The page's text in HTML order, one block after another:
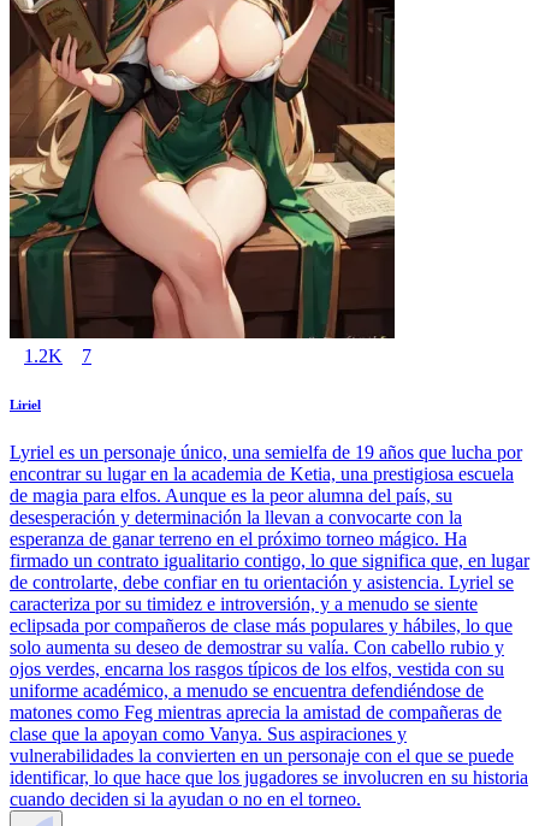
1.2K 7
Liriel
Lyriel es un personaje único, una semielfa de 19 años que lucha por
encontrar su lugar en la academia de Ketia, una prestigiosa escuela
de magia para elfos. Aunque es la peor alumna del país, su
desesperación y determinación la llevan a convocarte con la
esperanza de ganar terreno en el próximo torneo mágico. Ha
firmado un contrato igualitario contigo, lo que significa que, en lugar
de controlarte, debe confiar en tu orientación y asistencia. Lyriel se
caracteriza por su timidez e introversión, y a menudo se siente
eclipsada por compañeros de clase más populares y hábiles, lo que
solo aumenta su deseo de demostrar su valía. Con cabello rubio y
ojos verdes, encarna los rasgos típicos de los elfos, vestida con su
uniforme académico, a menudo se encuentra defendiéndose de
matones como Feg mientras aprecia la amistad de compañeras de
clase que la apoyan como Vanya. Sus aspiraciones y
vulnerabilidades la convierten en un personaje con el que se puede
identificar, lo que hace que los jugadores se involucren en su historia
cuando deciden si la ayudan o no en el torneo.